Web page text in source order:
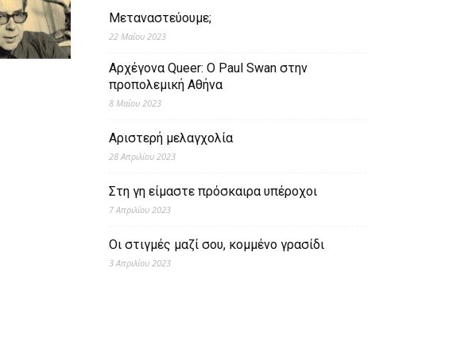
Μεταναστεύουμε;
22 Μαΐου 2023
Αρχέγονα Queer: O Paul Swan στην
προπολεμική Αθήνα
8 Μαΐου 2023
Αριστερή μελαγχολία
28 Απριλίου 2023
Στη γη είμαστε πρόσκαιρα υπέροχοι
7 Απριλίου 2023
Οι στιγμές μαζί σου, κομμένο γρασίδι
3 Απριλίου 2023